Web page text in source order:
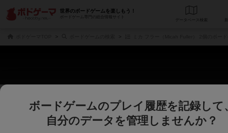
世界のボードゲームを楽しもう！
ボードゲーム専門の総合情報サイト
データベース
じっくり表示
ボードゲームのプレイ履歴を記録して、
自分のデータを管理しませんか？